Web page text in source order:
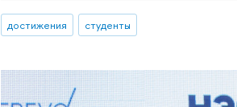
достижения студенты